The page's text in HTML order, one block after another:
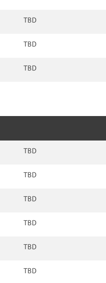
TBD
TBD
TBD
TBD
TBD
TBD
TBD
TBD
TBD